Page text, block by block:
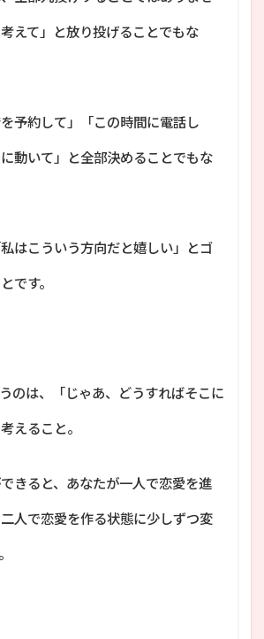
えて」と放り投げることでもな
予約して」「この時間に電話し
動いて」と全部決めることでもな
はこういう方向だと嬉しい」とゴ
です。
のは、「じゃあ、どうすればそこに
えること。
きると、あなたが一人で恋愛を進
人で恋愛を作る状態に少しずつ変